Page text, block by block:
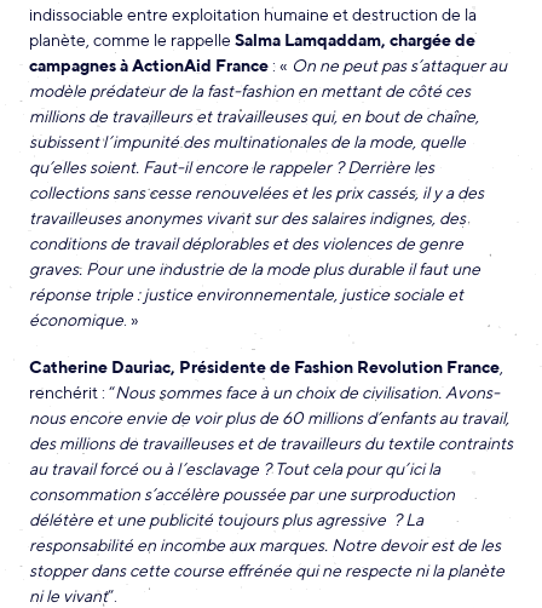
indissociable entre exploitation humaine et destruction de la
planète, comme le rappelle Salma Lamqaddam, chargée de
campagnes à ActionAid France : « On ne peut pas s’attaquer au
modèle prédateur de la fast-fashion en mettant de côté ces
millions de travailleurs et travailleuses qui, en bout de chaîne,
subissent l’impunité des multinationales de la mode, quelle
qu’elles soient. Faut-il encore le rappeler ? Derrière les
collections sans cesse renouvelées et les prix cassés, il y a des
travailleuses anonymes vivant sur des salaires indignes, des
conditions de travail déplorables et des violences de genre
graves. Pour une industrie de la mode plus durable il faut une
réponse triple : justice environnementale, justice sociale et
économique . »
Catherine Dauriac, Présidente de Fashion Revolution France
renchérit : “Nous sommes face à un choix de civilisation. Avons-
nous encore envie de voir plus de 60 millions d’enfants au travail,
des millions de travailleuses et de travailleurs du textile contraints
au travail forcé ou à l’esclavage ? Tout cela pour qu’ici la
consommation s’accélère poussée par une surproduction
délétère et une publicité toujours plus agressive ? La
responsabilité en incombe aux marques. Notre devoir est de les
stopper dans cette course effrénée qui ne respecte ni la planète
ni le vivant”.